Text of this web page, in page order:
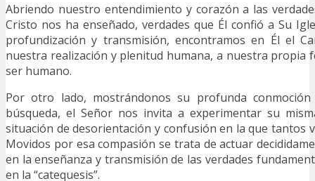
Abriendo nuestro entendimiento y corazón a las
Cristo nos ha enseñado, verdades que Él confió a Su
profundización y transmisión, encontramos en Él el
nuestra realización y plenitud humana, a nuestra propia
ser humano.
Por otro lado, mostrándonos su profunda
búsqueda, el Señor nos invita a experimentar su
situación de desorientación y confusión en la que tantos
Movidos por esa compasión se trata de actuar
en la enseñanza y transmisión de las verdades
en la “catequesis”.